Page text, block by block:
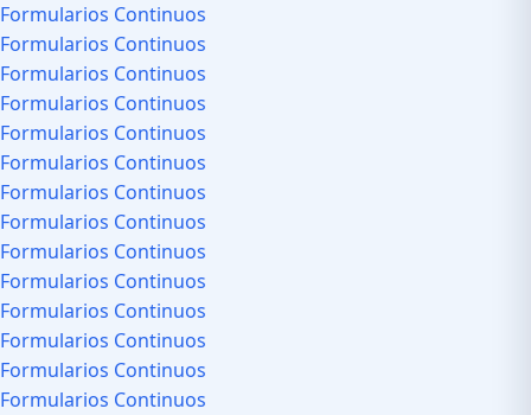
Formularios Continuos
Formularios Continuos
Formularios Continuos
Formularios Continuos
Formularios Continuos
Formularios Continuos
Formularios Continuos
Formularios Continuos
Formularios Continuos
Formularios Continuos
Formularios Continuos
Formularios Continuos
Formularios Continuos
Formularios Continuos